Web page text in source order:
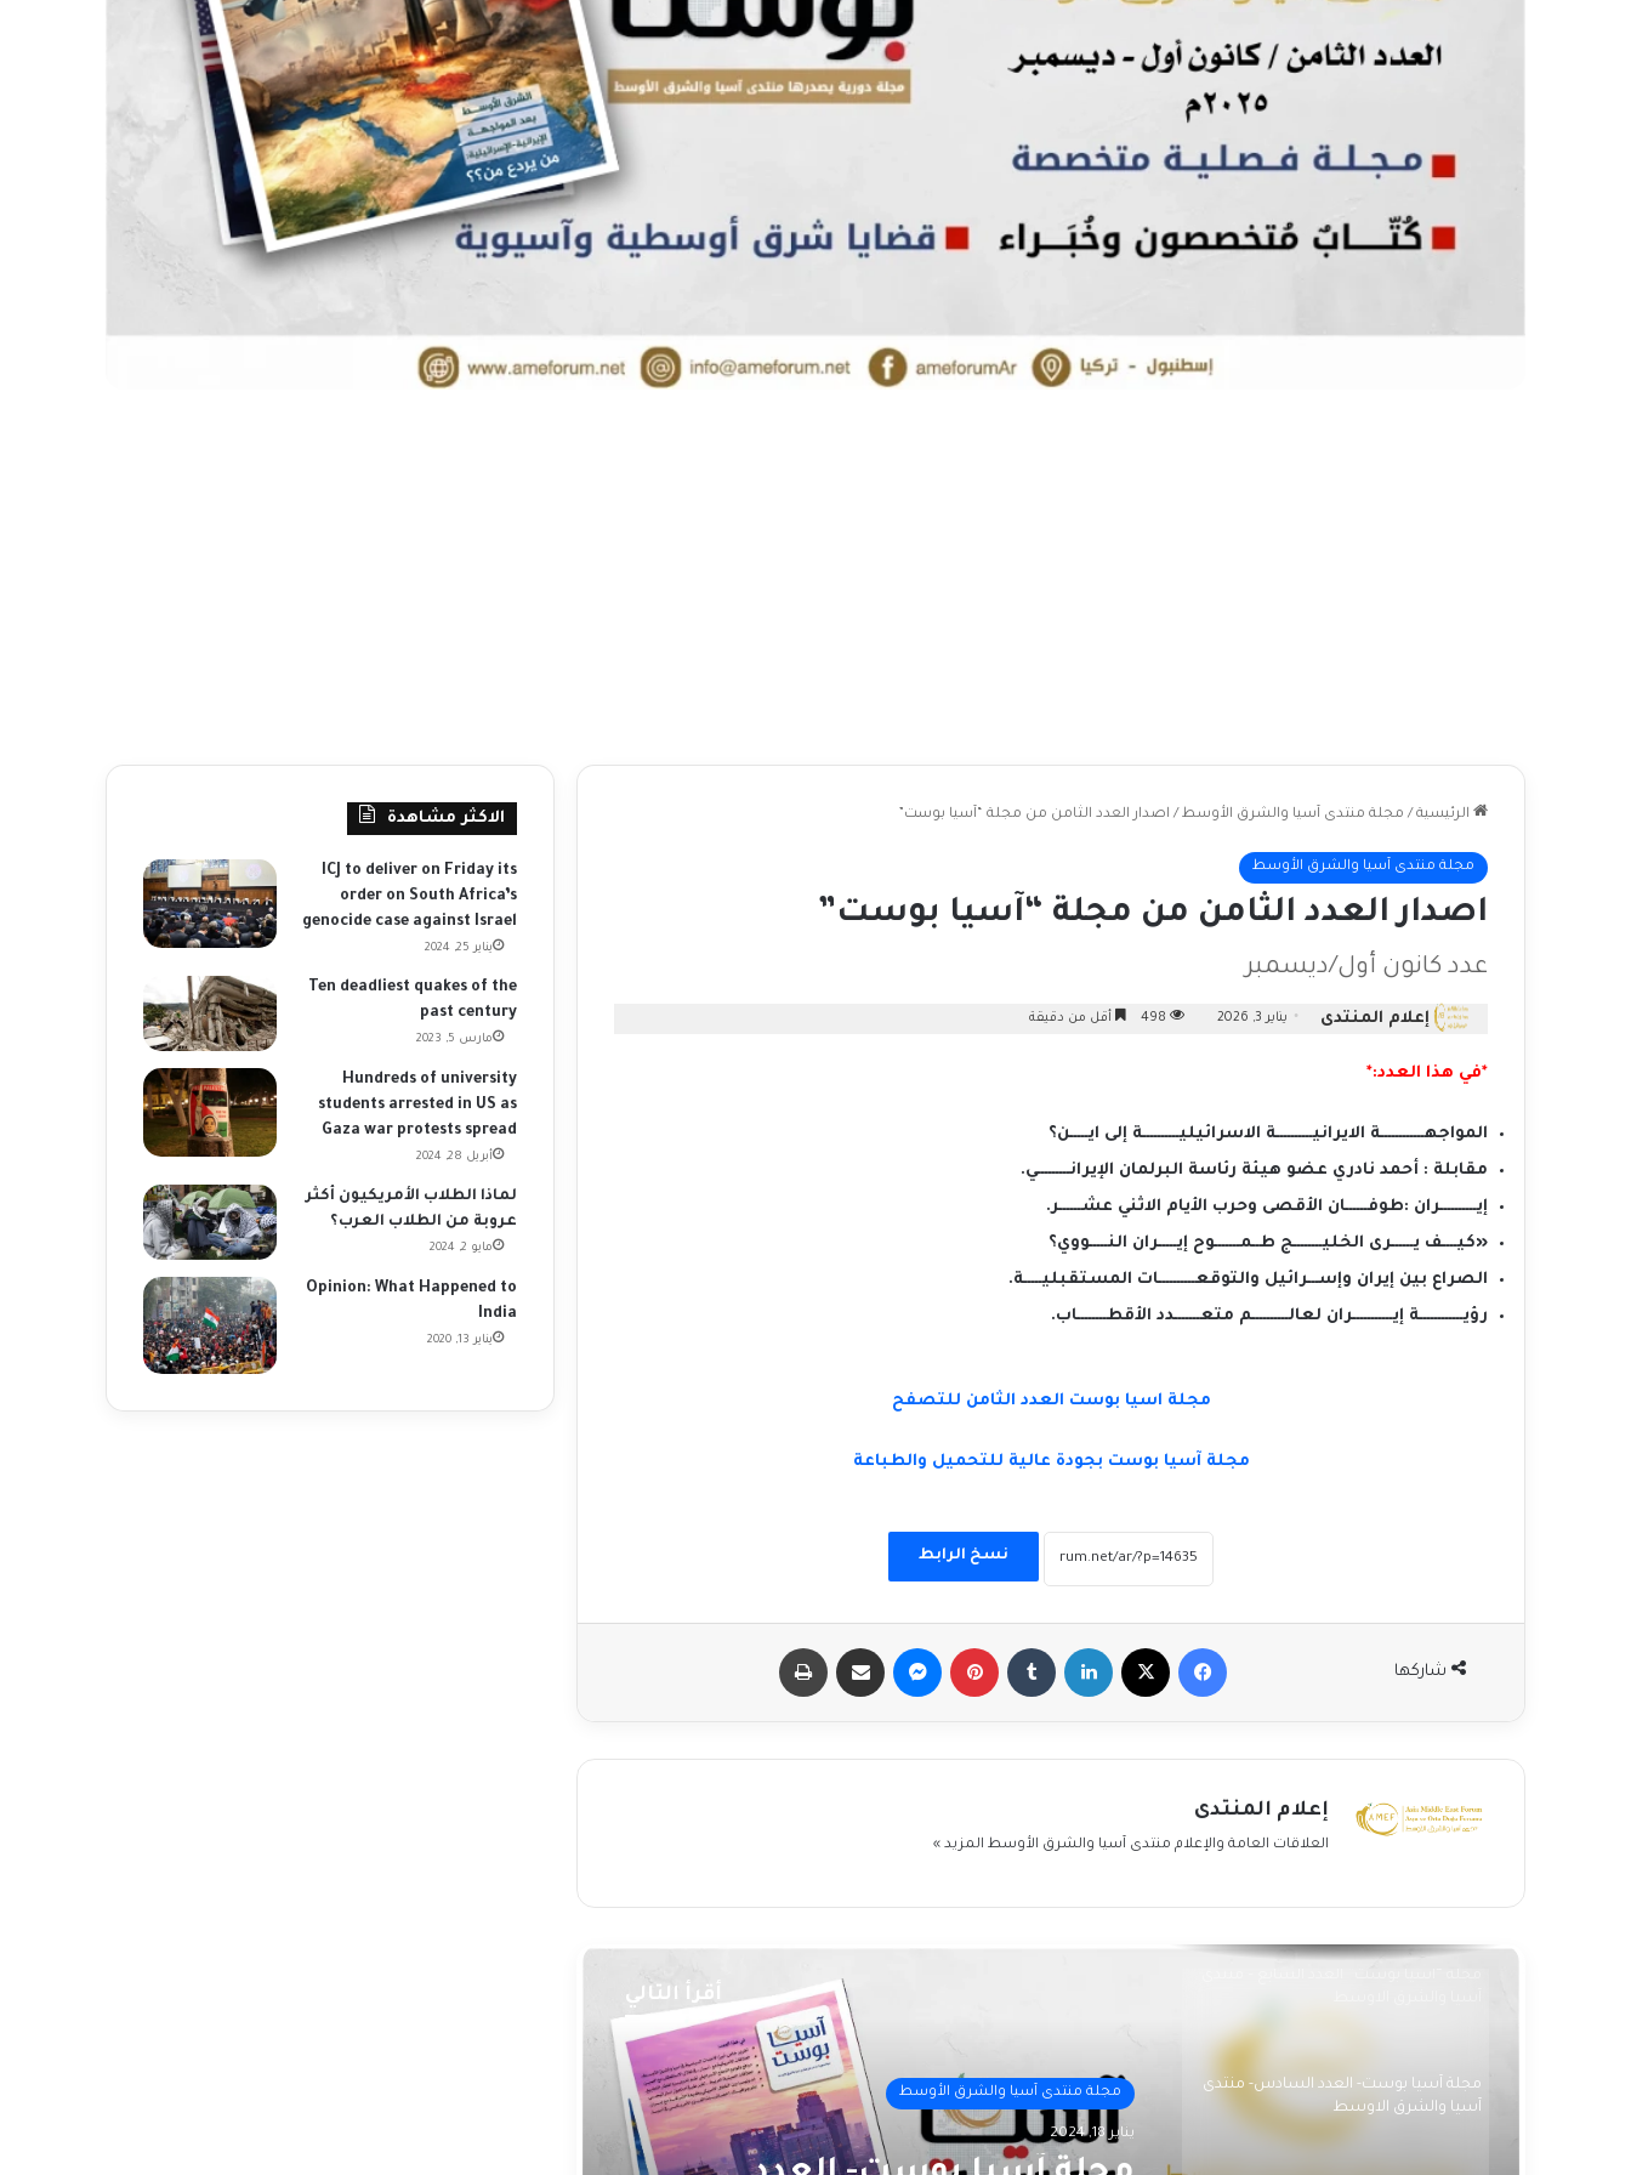
الرئيسية / مجلة منتدى آسيا والشرق الأوسط / اصدار العدد الثامن من مجلة “آسيا بوست”
مجلة منتدى آسيا والشرق الأوسط
اصدار العدد الثامن من مجلة “آسيا بوست”
عدد كانون أول/ديسمبر
إعلام المنتدى يناير 3, 2026 أقل من دقيقة
*في هذا العدد:*
المواجهــــــــــــة‭ ‬الايرانيــــــــــة‭ ‬الاسرائيليــــــــــة‭ ‬إلى‭ ‬ايـــــن؟‭ ‬
مقابلة‭ : ‬أحمد‭ ‬نادري‭ ‬عضو‭ ‬هيئة‭ ‬رئاسة‭ ‬البرلمان‭ ‬الإيرانـــــــــي‭.‬
إيــــــــــران‭: ‬طوفــــــان‭ ‬الأقصى‭ ‬وحرب‭ ‬الأيام‭ ‬الاثني‭ ‬عشــــــر‭.‬
‮«‬كيــــف‭ ‬يــــــرى‭ ‬الخليــــــــج‭ ‬طــمـــــــوح‭ ‬إيـــــران‭ ‬النـــــووي؟
الصراع‭ ‬بين‭ ‬إيران‭ ‬وإســـرائيل‭ ‬والتوقعــــــــــات‭ ‬المستقبليـــــة‭.‬
رؤيــــــــــــة‭ ‬إيـــــــــــران‭ ‬لعالــــــــــم‭ ‬متعـــــــدد‭ ‬الأقطــــــــاب‭.‬
مجلة اسيا بوست العدد الثامن للتصفح
مجلة آسيا بوست بجودة عالية للتحميل والطباعة
نسخ الرابط
شاركها
فيسبوك لينكدإن بينتيريست ماسنجر مشاركة عبر البريد طباعة
إعلام المنتدى
العلاقات العامة والإعلام منتدى آسيا والشرق الأوسط المزيد »
أقرأ التالي
مجلة منتدى آسيا والشرق الأوسط
يناير 18, 2024
مجلة آسيا بوست – العدد الخامس – منتدى
مجلة آسيا بوست – العدد الثالث – منتدى
2020
مجلة آسيا بوست- العدد السادس- منتدى
آسيا والشرق الاوسط
الاكثر مشاهدة
ICJ to deliver on Friday its
order on South Africa’s
genocide case against Israel
يناير 25, 2024
Ten deadliest quakes of the
past century
مارس 5, 2023
Hundreds of university
students arrested in US as
Gaza war protests spread
أبريل 28, 2024
لماذا الطلاب الأمريكيون أكثر
عروبة من الطلاب العرب؟
مايو 2, 2024
Opinion: What Happened to
India
يناير 13, 2020